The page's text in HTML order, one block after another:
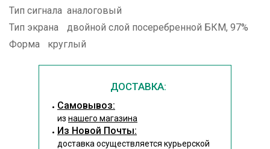
Тип сигнала аналоговый
Тип экрана
двойной слой посеребренной БКМ, 97%
Форма
круглый
ДОСТАВКА:
Cамовывоз:
из нашего магазина
Из Новой Почты:
доставка осуществляется курьерской